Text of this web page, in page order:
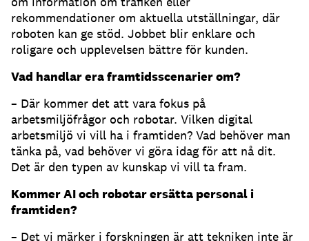
rekommendationer om aktuella utställningar, där
roboten kan ge stöd. Jobbet blir enklare och
roligare och upplevelsen bättre för kunden.
Vad handlar era framtidsscenarier om?
– Där kommer det att vara fokus på
arbetsmiljöfrågor och robotar. Vilken digital
arbetsmiljö vi vill ha i framtiden? Vad behöver man
tänka på, vad behöver vi göra idag för att nå dit.
Det är den typen av kunskap vi vill ta fram.
Kommer AI och robotar ersätta personal i
framtiden?
– Det vi märker i forskningen är att tekniken inte är